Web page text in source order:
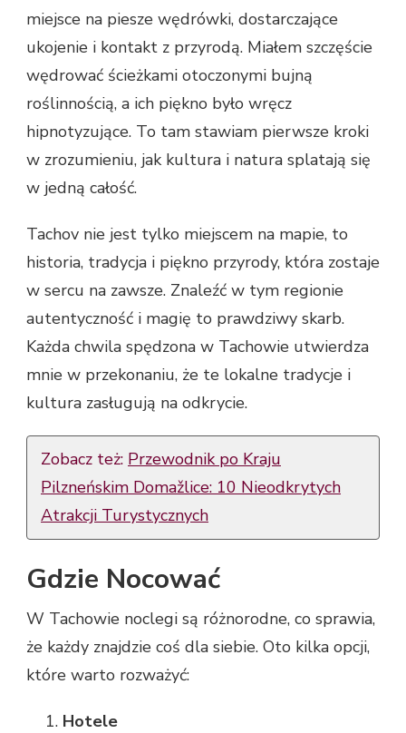
miejsce na piesze wędrówki, dostarczające
ukojenie i kontakt z przyrodą. Miałem szczęście
wędrować ścieżkami otoczonymi bujną
roślinnością, a ich piękno było wręcz
hipnotyzujące. To tam stawiam pierwsze kroki
w zrozumieniu, jak kultura i natura splatają się
w jedną całość.
Tachov nie jest tylko miejscem na mapie, to
historia, tradycja i piękno przyrody, która zostaje
w sercu na zawsze. Znaleźć w tym regionie
autentyczność i magię to prawdziwy skarb.
Każda chwila spędzona w Tachowie utwierdza
mnie w przekonaniu, że te lokalne tradycje i
kultura zasługują na odkrycie.
Zobacz też: Przewodnik po Kraju
Pilzneńskim Domažlice: 10 Nieodkrytych
Atrakcji Turystycznych
Gdzie Nocować
W Tachowie noclegi są różnorodne, co sprawia,
że każdy znajdzie coś dla siebie. Oto kilka opcji,
które warto rozważyć:
Hotele